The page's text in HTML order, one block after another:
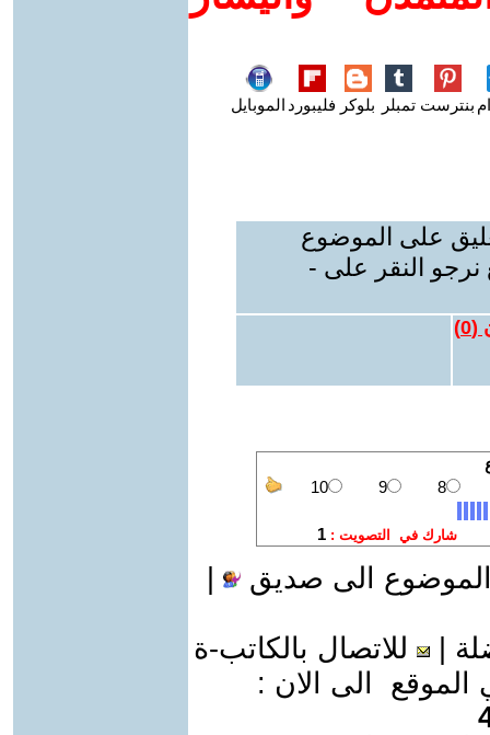
بنترست تمبلر بلوكر فليبورد الموبايل
على الموضوع
نرجو النقر على -
(
0
)
الى صديق
للاتصال بالكاتب-ة
الى الان :